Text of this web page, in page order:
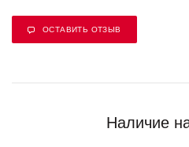
ОСТАВИТЬ ОТЗЫВ
Наличие